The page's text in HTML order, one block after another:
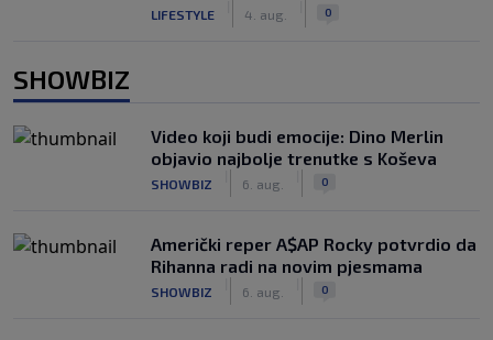
LIFESTYLE 4. aug. 0
SHOWBIZ
Video koji budi emocije: Dino Merlin
objavio najbolje trenutke s Koševa
SHOWBIZ 6. aug. 0
Američki reper A$AP Rocky potvrdio da
Rihanna radi na novim pjesmama
SHOWBIZ 6. aug. 0